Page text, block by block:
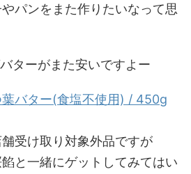
パンをまた作りたいなって思
ターがまた安いですよー
葉バター(食塩不使用) / 450g
受け取り対象外品ですが
と一緒にゲットしてみてはい